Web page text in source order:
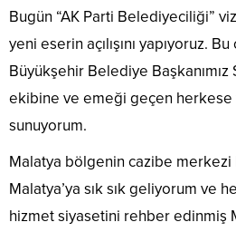
Bugün “AK Parti Belediyeciliği”
yeni eserin açılışını yapıyoruz.
Büyükşehir Belediye Başkanımız
ekibine ve emeği geçen
sunuyorum.
Malatya bölgenin cazibe
Malatya’ya sık sık geliyorum ve
hizmet siyasetini rehber edinmiş